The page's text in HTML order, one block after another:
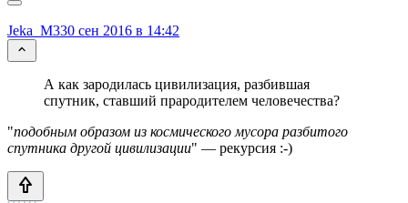
Jeka_M330 сен 2016 в 14:42
А как зародилась цивилизация, разбившая
спутник, ставший прародителем человечества?
"подобным образом из космического мусора разбитого
спутника другой цивилизации" — рекурсия :-)